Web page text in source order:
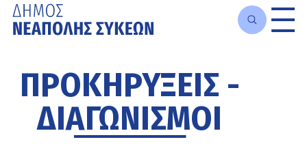
κυρίως
περιεχόμενο
ΠΡΟΚΗΡΥΞΕΙΣ -
ΔΙΑΓΩΝΙΣΜΟΙ